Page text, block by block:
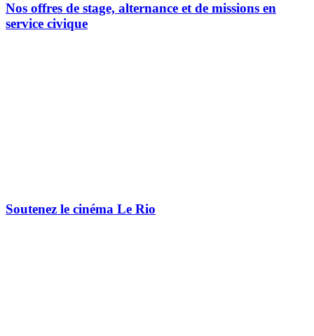
Nos offres de stage, alternance et de missions en
service civique
Soutenez le cinéma Le Rio